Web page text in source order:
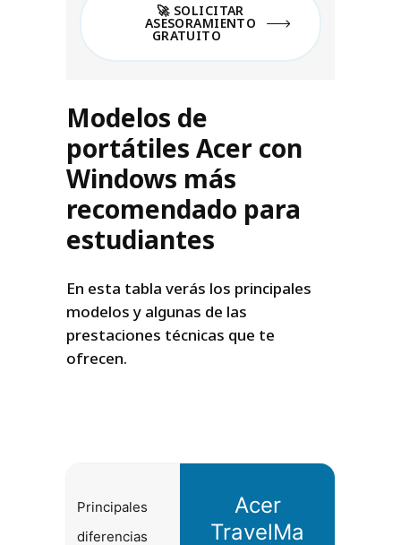
🚀 SOLICITAR
ASESORAMIENTO
GRATUITO
Modelos de
portátiles Acer con
Windows más
recomendado para
estudiantes
En esta tabla verás los principales
modelos y algunas de las
prestaciones técnicas que te
ofrecen.
Principales
diferencias
Acer
TravelMa